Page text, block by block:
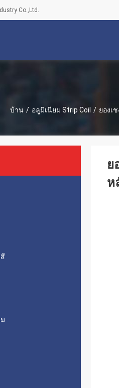
Co.,Ltd.
บ้าน / อลูมิเนียม Strip Coil / ยองเ
ย
ห